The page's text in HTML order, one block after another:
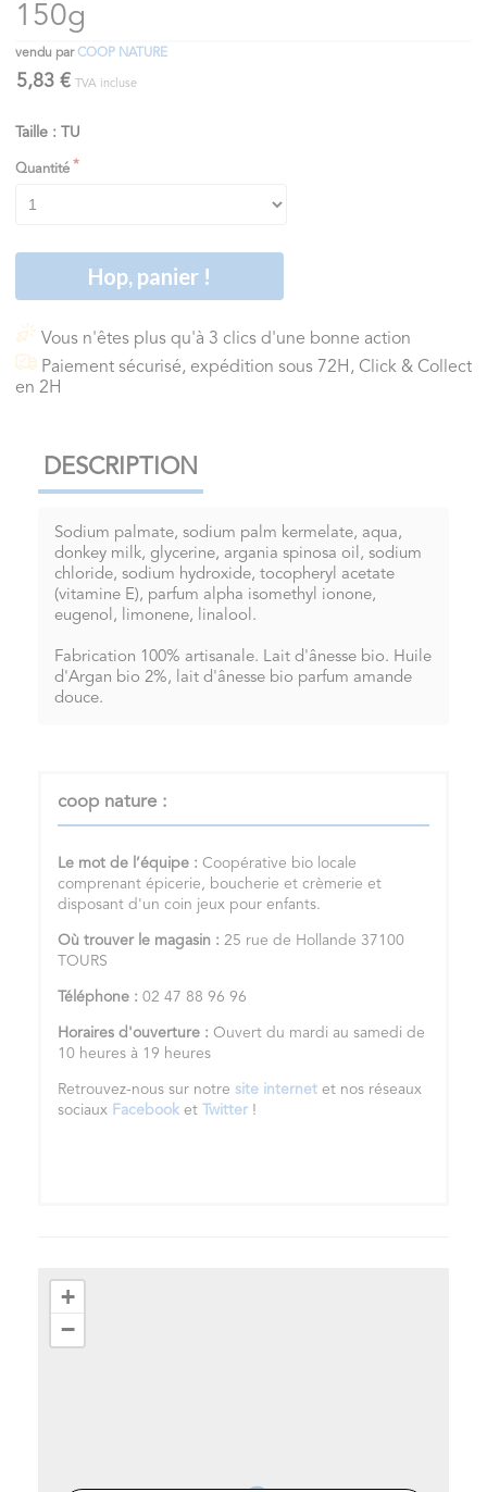
150g
vendu parCOOP NATURE
5,83 € TVA incluse
Taille : TU
Quantité
Hop, panier !
Vous n'êtes plus qu'à 3 clics d'une bonne action
Paiement sécurisé, expédition sous 72H, Click & Collect
en 2H
DESCRIPTION
Sodium palmate, sodium palm kermelate, aqua,
donkey milk, glycerine, argania spinosa oil, sodium
chloride, sodium hydroxide, tocopheryl acetate
(vitamine E), parfum alpha isomethyl ionone,
eugenol, limonene, linalool.
Fabrication 100% artisanale. Lait d'ânesse bio. Huile
d'Argan bio 2%, lait d'ânesse bio parfum amande
douce.
coop nature :
Le mot de l’équipe : Coopérative bio locale
comprenant épicerie, boucherie et crèmerie et
disposant d'un coin jeux pour enfants.
Où trouver le magasin : 25 rue de Hollande 37100
TOURS
Téléphone : 02 47 88 96 96
Horaires d'ouverture : Ouvert du mardi au samedi de
10 heures à 19 heures
Retrouvez-nous sur notre site internet et nos réseaux
sociaux Facebook et Twitter !
+
−